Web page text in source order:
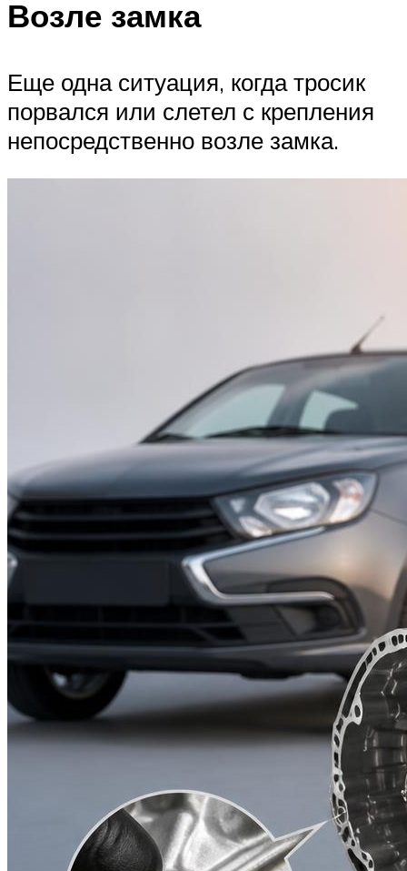
Возле замка
Еще одна ситуация, когда тросик
порвался или слетел с крепления
непосредственно возле замка.